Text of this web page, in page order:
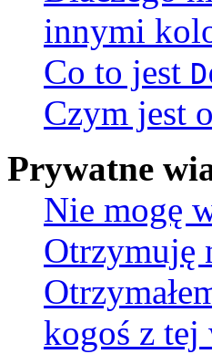
innymi
Co to jest
Czym jest
Prywatne
Nie mogę
Otrzymuję
kogoś z